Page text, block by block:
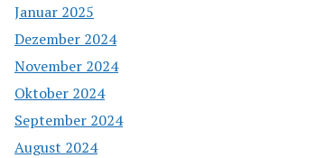
Januar 2025
Dezember 2024
November 2024
Oktober 2024
September 2024
August 2024